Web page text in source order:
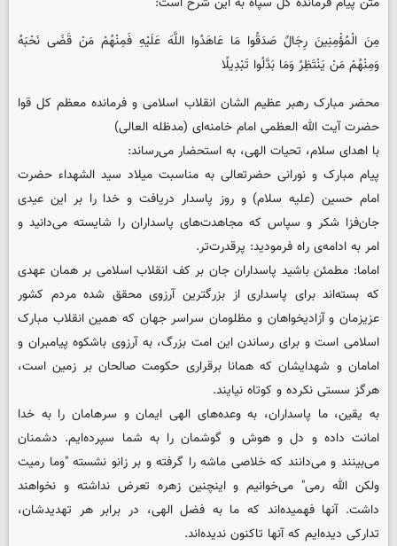
مِنَ الْمُؤْمِنِینَ رِجَالٌ صَدَقُوا مَا عَاهَدُوا اللَّهَ عَلَیْهِ فَمِنْهُمْ مَنْ قَضَی نَحْبَهُ
وَمِنْهُمْ مَنْ یَنْتَظِرُ وَمَا بَدَّلُوا تَبْدِیلًا
محضر مبارک رهبر عظیم الشان انقلاب اسلامی و فرمانده معظم کل قوا
حضرت آیت الله العظمی امام خامنه‌ای (مدظله العالی)
با اهدای سلام، تحیات الهی، به استحضار می‌رساند:
پیام مبارک و نورانی حضرتعالی به مناسبت میلاد سید الشهداء حضرت
امام حسین (علیه سلام) و روز پاسدار دریافت و خدا را بر این عیدی
جان‌فزا شکر و سپاس که مجاهدت‌های پاسداران را شایسته می‌دانید و
امر به ادامه‌ی راه فرمودید: پرقدرت‌تر.
اماما: مطمئن باشید پاسداران جان بر کف انقلاب اسلامی بر همان عهدی
که بسته‌اند برای پاسداری از بزرگترین آرزوی محقق شده مردم کشور
عزیزمان و آزادیخواهان و مظلومان سراسر جهان که همین انقلاب مبارک
اسلامی است و برای رساندن این امت بزرگ، به آرزوی باشکوه پیامبران و
امامان و شهدایشان که همانا برقراری حکومت صالحان بر زمین است،
هرگز سستی نکرده و کوتاه نیایند.
به یقین، ما پاسداران، به وعده‌های الهی ایمان و سرهامان را به خدا
امانت داده و دل و هوش و گوشمان را به شما سپرده‌ایم. دشمنان
می‌بینند و می‌دانند که خلاصی ماشه را گرفته و بر زانو نشسته "وما رمیت
ولکن الله رمی" می‌خوانیم و اینچنین زهره تعرض نداشته و نخواهند
داشت. آنها فهمیده‌اند که ما به فضل الهی، در برابر هر تهدیدشان،
تدارکی دیده‌ایم که آنها تاکنون ندیده‌اند.